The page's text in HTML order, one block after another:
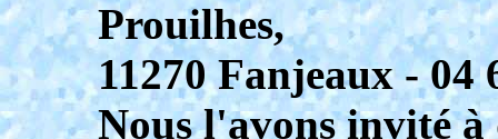
Prouilhes,
11270 Fanjeaux - 04
Nous l'avons invité